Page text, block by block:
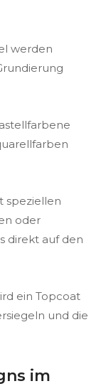
werden
speziellen
oder
direkt auf den
ein Topcoat
und die
im